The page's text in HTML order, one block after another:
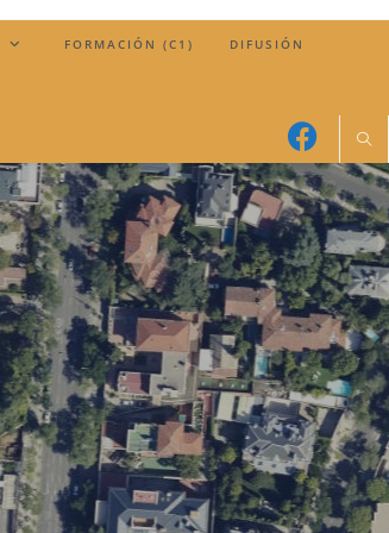
FORMACIÓN (C1) DIFUSIÓN